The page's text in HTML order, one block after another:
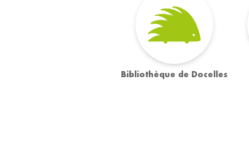
Bibliothèque de Docelles